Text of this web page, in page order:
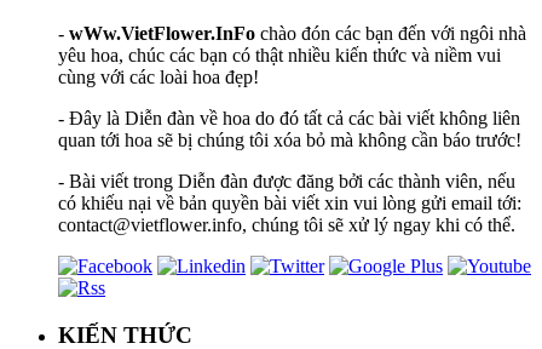
- wWw.VietFlower.InFo chào đón các bạn đến với ngôi nhà
yêu hoa, chúc các bạn có thật nhiều kiến thức và niềm vui
cùng với các loài hoa đẹp!
- Đây là Diễn đàn về hoa do đó tất cả các bài viết không liên
quan tới hoa sẽ bị chúng tôi xóa bỏ mà không cần báo trước!
- Bài viết trong Diễn đàn được đăng bởi các thành viên, nếu
có khiếu nại về bản quyền bài viết xin vui lòng gửi email tới:
contact@vietflower.info, chúng tôi sẽ xử lý ngay khi có thể.
KIẾN THỨC